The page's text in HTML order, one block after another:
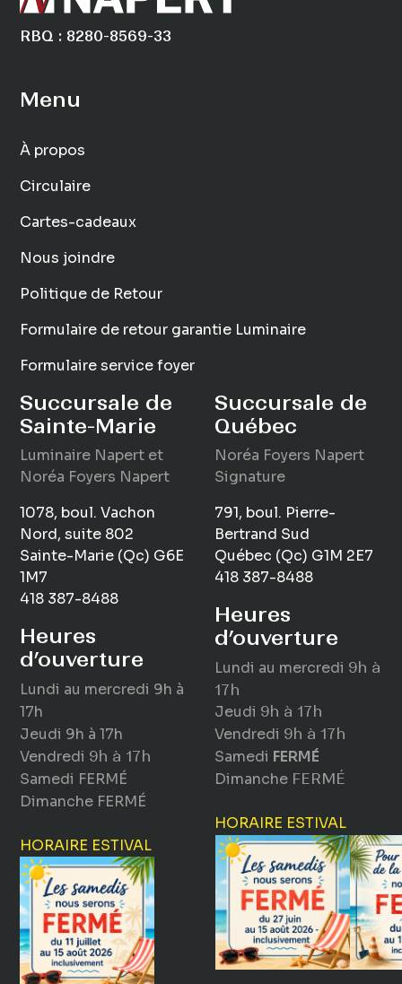
RBQ : 8280-8569-33
Menu
À propos
Circulaire
Cartes-cadeaux
Nous joindre
Politique de Retour
Formulaire de retour garantie Luminaire
Formulaire service foyer
Succursale de
Sainte-Marie
Luminaire Napert et
Noréa Foyers Napert
1078, boul. Vachon
Nord, suite 802
Sainte-Marie (Qc) G6E
1M7
418 387-8488
Heures
d’ouverture
Lundi au mercredi 9h à
17h
Jeudi 9h à 17h
Vendredi 9h à 17h
Samedi FERMÉ
Dimanche FERMÉ
HORAIRE ESTIVAL
Succursale de
Québec
Noréa Foyers Napert
Signature
791, boul. Pierre-
Bertrand Sud
Québec (Qc) G1M 2E7
418 387-8488
Heures
d’ouverture
Lundi au mercredi 9h à
17h
Jeudi 9h à 17h
Vendredi 9h à 17h
Samedi FERMÉ
Dimanche FERMÉ
HORAIRE ESTIVAL